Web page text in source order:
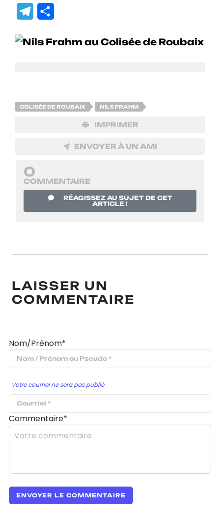
Link
Telegram
COLISÉE DE ROUBAIX NILS FRAHM
IMPRIMER
ENVOYER À UN AMI
0
COMMENTAIRE
RÉAGISSEZ AU SUJET DE CET
ARTICLE !
LAISSER UN
COMMENTAIRE
Nom/Prénom*
Votre courriel ne sera pas publié
Commentaire*